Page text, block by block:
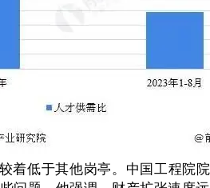
低于其他岗亭。中国工程